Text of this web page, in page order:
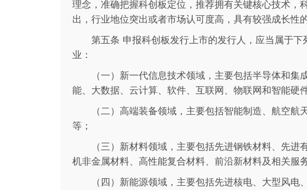
理念，准确把握科创板定位，推荐拥有关键核心技术，
出，行业地位突出或者市场认可度高，具有较强成长性
第五条 申报科创板发行上市的发行人，应当属于
业：
（一）新一代信息技术领域，主要包括半导体和
能、大数据、云计算、软件、互联网、物联网和智能硬
（二）高端装备领域，主要包括智能制造、航空
等；
（三）新材料领域，主要包括先进钢铁材料、先
机非金属材料、高性能复合材料、前沿新材料及相关服
（四）新能源领域，主要包括先进核电、大型风电